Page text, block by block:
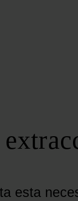
SERVICIOS
esta